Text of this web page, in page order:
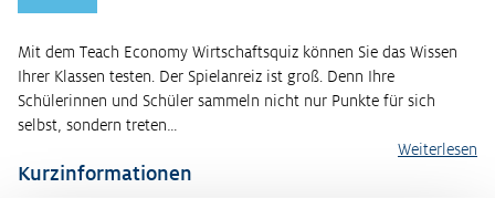
Mit dem Teach Economy Wirtschaftsquiz können Sie das Wissen
Ihrer Klassen testen. Der Spielanreiz ist groß. Denn Ihre
Schülerinnen und Schüler sammeln nicht nur Punkte für sich
selbst, sondern treten…
Weiterlesen
Kurzinformationen